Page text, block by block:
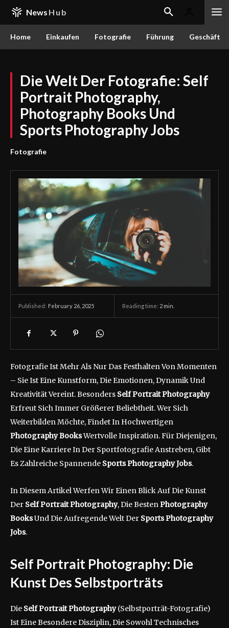
News Hub
Home Einkaufen Fotografie Führung Geschäft
Die Welt Der Fotografie: Self
Portrait Photography,
Photography Books Und
Sports Photography Jobs
Fotografie
Published: February 26, 2025 Reading time: 2 min.
Fotografie Ist Mehr Als Nur Das Festhalten Von Momenten
– Sie Ist Eine Kunstform, Die Emotionen, Dynamik Und
Kreativität Vereint. Besonders Self Portrait Photography
Erfreut Sich Immer Größerer Beliebtheit. Wer Sich
Weiterbilden Möchte, Findet In Hochwertigen
Photography BooksWertvolle Inspiration. Für Diejenigen,
Die Eine Karriere In Der Sportfotografie Anstreben, Gibt
Es Zahlreiche Spannende Sports Photography Jobs.
In Diesem Artikel Werfen Wir Einen Blick Auf Die Kunst
Der Self Portrait Photography, Die BestenPhotography
BooksUnd Die Aufregende Welt Der Sports Photography
Jobs.
Self Portrait Photography: Die
Kunst Des Selbstporträts
Die Self Portrait Photography(Selbstporträt-Fotografie)
Ist Eine Besondere Disziplin, Die Sowohl Technisches